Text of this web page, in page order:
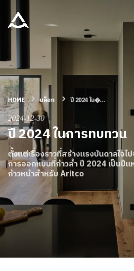
เครื่องมือและเอกสาร
บล็อก & ข่าวสาร
ผลิตภัณฑ์
เกี่ยวกับ ARITCO
สําหรับมืออาชีพ
สั่งซื้อ Digital HomeKit
ติดต่อเรา
HOME บล็อก ปี 2024 ใน�...
2024-12-30
ปี 2024 ในการทบทวน
ตั้งแต่เรื่องราวที่สร้างแรงบันดาลใจไ
การออกแบบที่ก้าวล้ํา ปี 2024 เป็นปี
ก้าวหน้าสําหรับ Aritco